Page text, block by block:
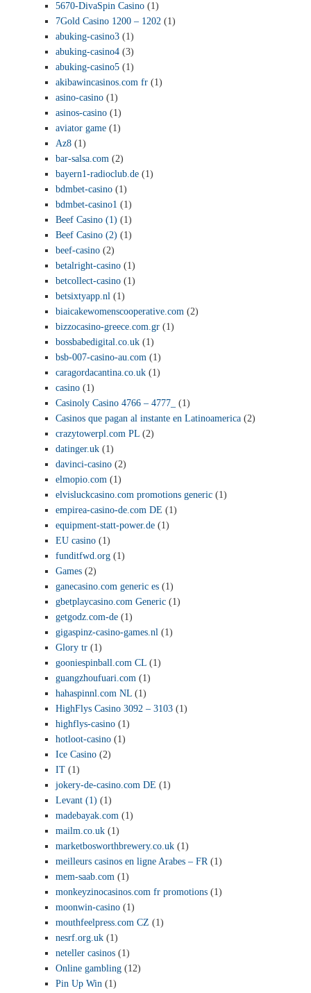
5670-DivaSpin Casino (1)
7Gold Casino 1200 – 1202 (1)
abuking-casino3 (1)
abuking-casino4 (3)
abuking-casino5 (1)
akibawincasinos.com fr (1)
asino-casino (1)
asinos-casino (1)
aviator game (1)
Az8 (1)
bar-salsa.com (2)
bayern1-radioclub.de (1)
bdmbet-casino (1)
bdmbet-casino1 (1)
Beef Casino (1) (1)
Beef Casino (2) (1)
beef-casino (2)
betalright-casino (1)
betcollect-casino (1)
betsixtyapp.nl (1)
biaicakewomenscooperative.com (2)
bizzocasino-greece.com.gr (1)
bossbabedigital.co.uk (1)
bsb-007-casino-au.com (1)
caragordacantina.co.uk (1)
casino (1)
Casinoly Casino 4766 – 4777_
(1)
Casinos que pagan al instante en Latinoamerica (2)
crazytowerpl.com PL (2)
datinger.uk (1)
davinci-casino (2)
elmopio.com (1)
elvisluckcasino.com promotions generic (1)
empirea-casino-de.com DE (1)
equipment-statt-power.de (1)
EU casino (1)
funditfwd.org (1)
Games (2)
ganecasino.com generic es (1)
gbetplaycasino.com Generic (1)
getgodz.com-de (1)
gigaspinz-casino-games.nl (1)
Glory tr (1)
gooniespinball.com CL (1)
guangzhoufuari.com (1)
hahaspinnl.com NL (1)
HighFlys Casino 3092 – 3103 (1)
highflys-casino (1)
hotloot-casino (1)
Ice Casino (2)
IT (1)
jokery-de-casino.com DE (1)
Levant (1) (1)
madebayak.com (1)
mailm.co.uk (1)
marketbosworthbrewery.co.uk (1)
meilleurs casinos en ligne Arabes – FR(1)
mem-saab.com (1)
monkeyzinocasinos.com fr promotions (1)
moonwin-casino (1)
mouthfeelpress.com CZ (1)
nesrf.org.uk (1)
neteller casinos (1)
Online gambling (12)
Pin Up Win (1)